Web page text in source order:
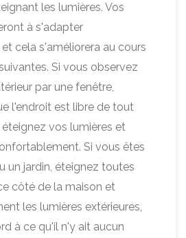
les lumières. Vos
à s'adapter
cela s'améliorera au cours
Si vous observez
par une fenêtre,
l'endroit est libre de tout
vos lumières et
Si vous êtes
un jardin, éteignez toutes
côté de la maison et
les lumières extérieures,
à ce qu'il n'y ait aucun